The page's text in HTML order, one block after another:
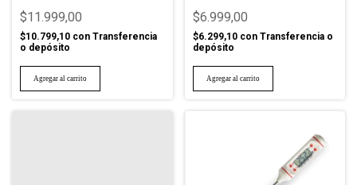
$11.999,00
$10.799,10 con Transferencia
o depósito
$6.999,00
$6.299,10 con Transferencia o
depósito